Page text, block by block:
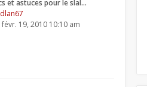
et astuces pour le slal…
dlan67
févr. 19, 2010 10:10 am